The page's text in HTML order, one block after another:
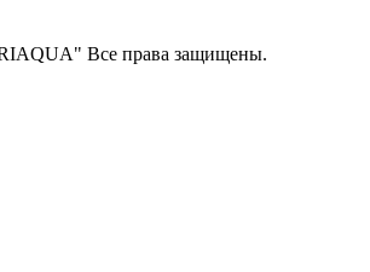
Все права защищены.